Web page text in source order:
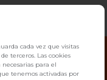
cada vez que visitas
terceros. Las cookies
necesarias para el
tenemos activadas por